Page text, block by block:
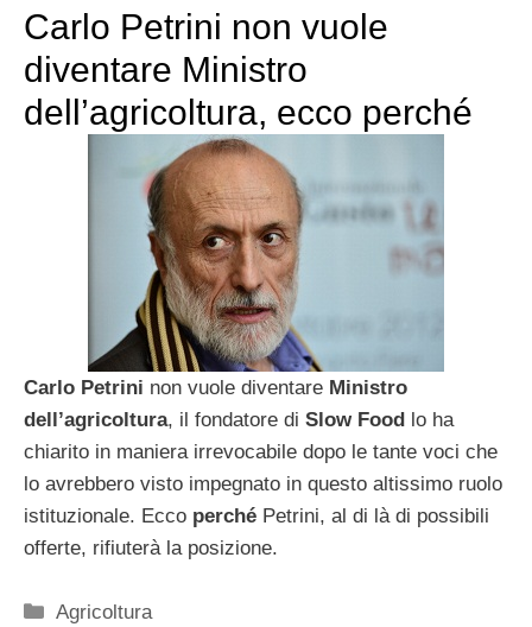
Carlo Petrini non vuole
diventare Ministro
dell’agricoltura, ecco perché
Carlo Petrini non vuole diventare Ministro
dell’agricoltura, il fondatore di Slow Food
lo ha
chiarito in maniera irrevocabile dopo le tante voci che
lo avrebbero visto impegnato in questo altissimo ruolo
istituzionale. Ecco perché Petrini, al di là di possibili
offerte, rifiuterà la posizione.
Categorie
Agricoltura